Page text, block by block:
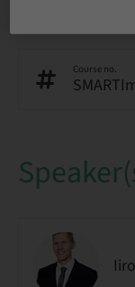
Course no.